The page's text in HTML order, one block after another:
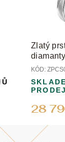
Zlatý
diamanty
KÓD:
28